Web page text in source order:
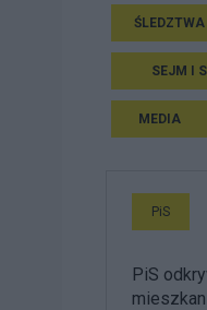
ŚLEDZTWA
SEJM I
MEDIA
PiS
PiS